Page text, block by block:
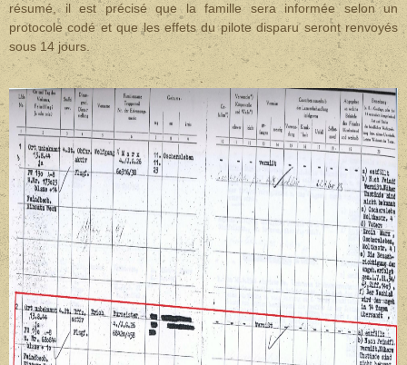
résumé, il est précisé que la famille sera informée selon un
protocole codé et que les effets du pilote disparu seront renvoyés
sous 14 jours.
.